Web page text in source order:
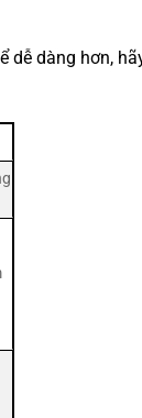
dễ dàng hơn,